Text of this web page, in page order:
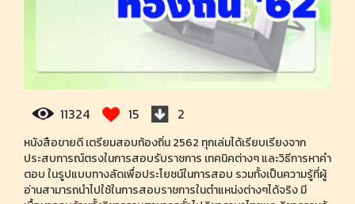
11324 15 2
หนังสือขายดี เตรียมสอบท้องถิ่น 2562 ทุกเล่มได้เรียบเรียงจาก
ประสบการณ์ตรงในการสอบรับราชการ เทคนิคต่างๆ และวิธีการหาคำ
ตอบ ในรูปแบบทางลัดเพื่อประโยชน์ในการสอบ รวมทั้งเป็นความรู้ที่ผู้
อ่านสามารถนำไปใช้ในการสอบราชการในตำแหน่งต่างๆได้จริง มี